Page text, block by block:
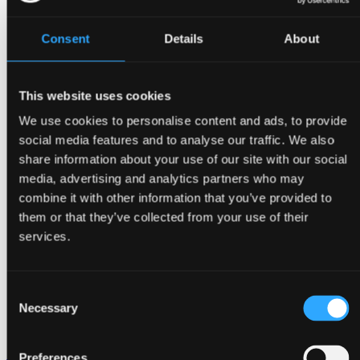
Consent Details About
This website uses cookies
We use cookies to personalise content and ads, to provide
social media features and to analyse our traffic. We also
share information about your use of our site with our social
media, advertising and analytics partners who may
combine it with other information that you’ve provided to
them or that they’ve collected from your use of their
services.
Selection
Necessary
Jerome Shachika Maha Bamunuge